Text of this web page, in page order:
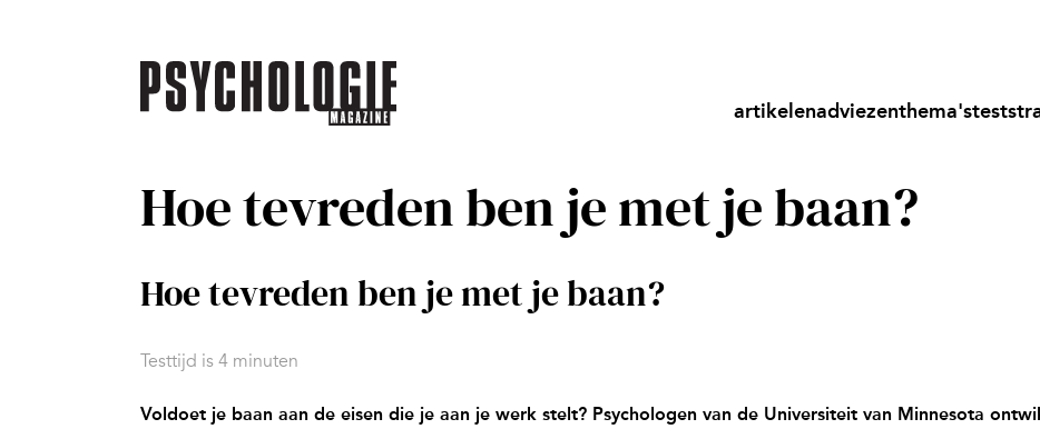
artikelenadviezenthema'stests
Hoe tevreden ben je met je baan?
Hoe tevreden ben je met je baan?
Testtijd is 4 minuten
Voldoet je baan aan de eisen die je aan je werk stelt? Psychologen van de Universiteit van Minnesota